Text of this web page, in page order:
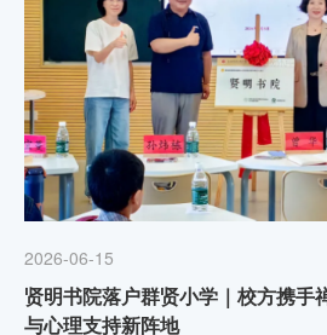
2026-06-15
贤明书院落户群贤小学｜校方携手
与心理支持新阵地